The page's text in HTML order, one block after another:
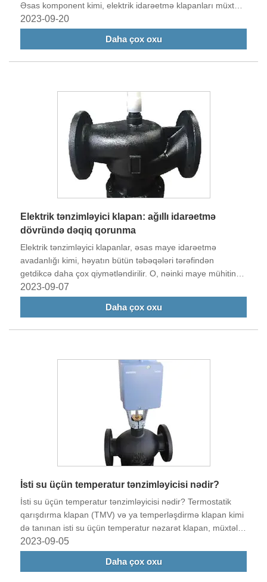
Əsas komponent kimi, elektrik idarəetmə klapanları müxtəlif
sənaye sahələrində geniş istifadə olunur, istehsal
proseslərinin sabitliyinə və səmərəliliyinə mühüm töhfələr
2023-09-20
Daha çox oxu
Elektrik tənzimləyici klapan: ağıllı idarəetmə
dövründə dəqiq qorunma
Elektrik tənzimləyici klapanlar, əsas maye idarəetmə
avadanlığı kimi, həyatın bütün təbəqələri tərəfindən
getdikcə daha çox qiymətləndirilir. O, nəinki maye mühitin
dəqiq nəzarətinə nail ola bilər, həm də uzaqdan idarəetmə
və ağıllı idarəetmə funksiyalarına malikdir.
2023-09-07
Daha çox oxu
İsti su üçün temperatur tənzimləyicisi nədir?
İsti su üçün temperatur tənzimləyicisi nədir? Termostatik
qarışdırma klapan (TMV) və ya temperləşdirmə klapan kimi
də tanınan isti su üçün temperatur nəzarət klapan, müxtəlif
tətbiqlərdə isti suyun təhlükəsiz və sabit temperaturunu
idarə etmək və saxlamaq üçün istifadə edilən bir cihazdır.
Əsasən həddindən artıq isti suyun səbəb olduğu yanma və
2023-09-05
Daha çox oxu